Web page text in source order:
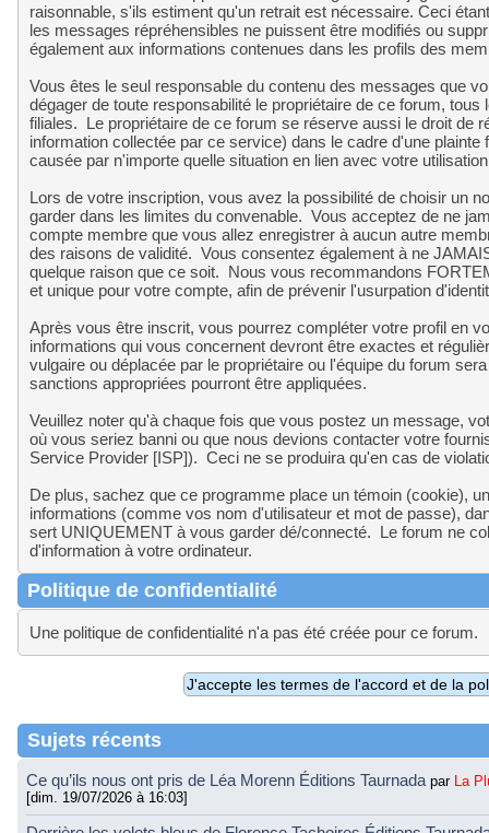
raisonnable, s'ils estiment qu'un retrait est nécessaire. Ceci
les messages répréhensibles ne puissent être modifiés ou
également aux informations contenues dans les profils des
Vous êtes le seul responsable du contenu des messages que
dégager de toute responsabilité le propriétaire de ce forum,
filiales. Le propriétaire de ce forum se réserve aussi le droit de
information collectée par ce service) dans le cadre d'une
causée par n'importe quelle situation en lien avec votre
Lors de votre inscription, vous avez la possibilité de choisir un
garder dans les limites du convenable. Vous acceptez de ne
compte membre que vous allez enregistrer à aucun autre
des raisons de validité. Vous consentez également à ne
quelque raison que ce soit. Nous vous recommandons
et unique pour votre compte, afin de prévenir l'usurpation
Après vous être inscrit, vous pourrez compléter votre profil en
informations qui vous concernent devront être exactes et
vulgaire ou déplacée par le propriétaire ou l'équipe du forum
sanctions appropriées pourront être appliquées.
Veuillez noter qu'à chaque fois que vous postez un message,
où vous seriez banni ou que nous devions contacter votre
Service Provider [ISP]). Ceci ne se produira qu'en cas de
De plus, sachez que ce programme place un témoin (cookie),
informations (comme vos nom d'utilisateur et mot de passe),
sert UNIQUEMENT à vous garder dé/connecté. Le forum ne
d'information à votre ordinateur.
Politique de confidentialité
Une politique de confidentialité n'a pas été créée pour ce forum.
Sujets récents
Ce qu’ils nous ont pris de Léa Morenn Éditions Taurnada par La
[dim. 19/07/2026 à 16:03]